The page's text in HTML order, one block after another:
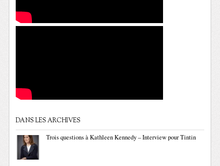
DANS LES ARCHIVES
Trois questions à Kathleen Kennedy – Interview pour Tintin